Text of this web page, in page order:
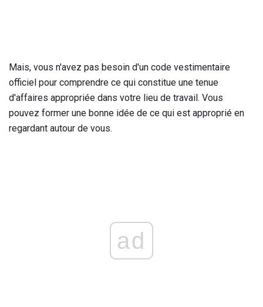
Mais, vous n'avez pas besoin d'un code vestimentaire
officiel pour comprendre ce qui constitue une tenue
d'affaires appropriée dans votre lieu de travail. Vous
pouvez former une bonne idée de ce qui est approprié en
regardant autour de vous.
ad